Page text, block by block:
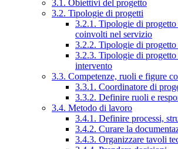
3.1. Obiettivi del progetto
3.2. Tipologie di progetti
3.2.1. Tipologie di progetto
coinvolti nel servizio
3.2.2. Tipologie di progetto
3.2.3. Tipologie di progetto
intervento
3.3. Competenze, ruoli e figure
3.3.1. Coordinatore di
3.3.2. Definire ruoli e
3.4. Metodo di lavoro
3.4.1. Definire processi,
3.4.2. Curare la
3.4.3. Organizzare tavoli